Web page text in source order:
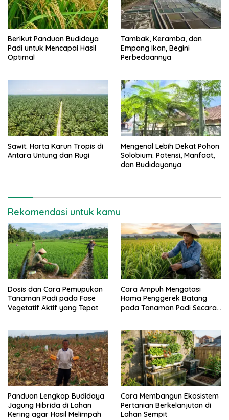
Berikut Panduan Budidaya
Padi untuk Mencapai Hasil
Optimal
Tambak, Keramba, dan
Empang Ikan, Begini
Perbedaannya
Sawit: Harta Karun Tropis di
Antara Untung dan Rugi
Mengenal Lebih Dekat Pohon
Solobium: Potensi, Manfaat,
dan Budidayanya
Rekomendasi untuk kamu
Dosis dan Cara Pemupukan
Tanaman Padi pada Fase
Vegetatif Aktif yang Tepat
Cara Ampuh Mengatasi
Hama Penggerek Batang
pada Tanaman Padi Secara
Panduan Lengkap Budidaya
Jagung Hibrida di Lahan
Kering agar Hasil Melimpah
Cara Membangun Ekosistem
Pertanian Berkelanjutan di
Lahan Sempit